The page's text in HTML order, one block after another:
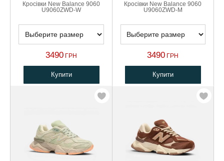
Кросівки New Balance 9060
U9060ZWD-W
3490 ГРН
Купити
Кросівки New Balance 9060
U9060ZWD-M
3490 ГРН
Купити